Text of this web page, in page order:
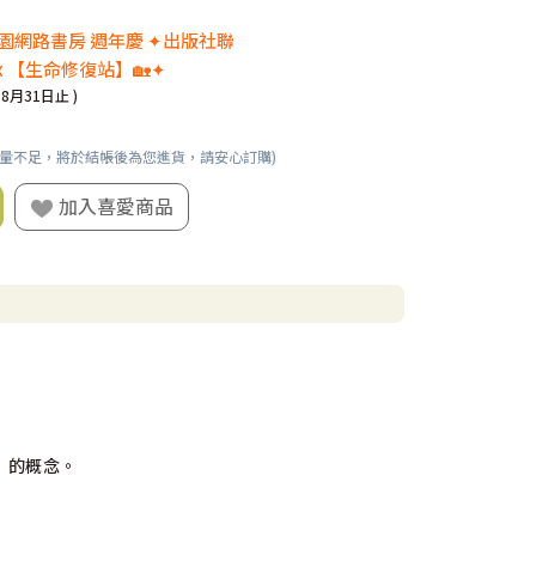
網路書房 週年慶 ✦出版社聯
【生命修復站】🏡✦
月31日止 )
不足，將於結帳後為您進貨，請安心訂購)
加入喜愛商品
概念。